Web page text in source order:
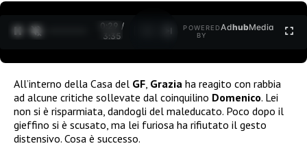
0:30 /
3:35
POWERED
BY
AdhubMedia
All’interno della Casa del GF Grazia ha reagito con rabbia
ad alcune critiche sollevate dal coinquilino Domenico. Lei
non si è risparmiata, dandogli del maleducato. Poco dopo il
gieffino si è scusato, ma lei furiosa ha rifiutato il gesto
distensivo. Cosa è successo.